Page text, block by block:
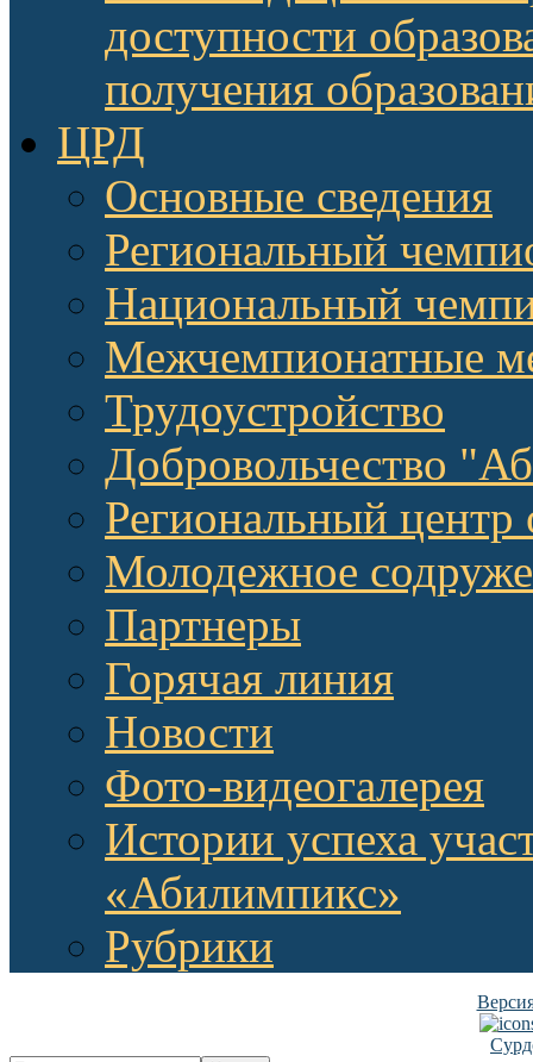
доступности
получения
ЦРД
Основные сведения
Региональный
Национальный
Межчемпионатные
Трудоустройство
Добровольчество
Региональный центр
Молодежное
Партнеры
Горячая линия
Новости
Фото-видеогалерея
Истории успеха
«Абилимпикс»
Рубрики